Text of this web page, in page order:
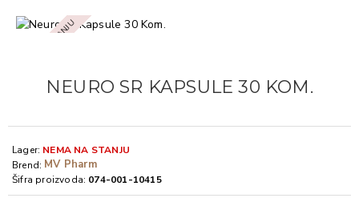
NEMA NA STANJU
NEURO SR KAPSULE 30 KOM.
Lager: NEMA NA STANJU
Brend: MV Pharm
Šifra proizvoda: 074-001-10415